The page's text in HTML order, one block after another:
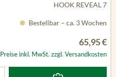
HOOK REVEAL 7
Bestellbar – ca. 3 Wochen
65,95 €
Preise inkl. MwSt. zzgl. Versandkosten